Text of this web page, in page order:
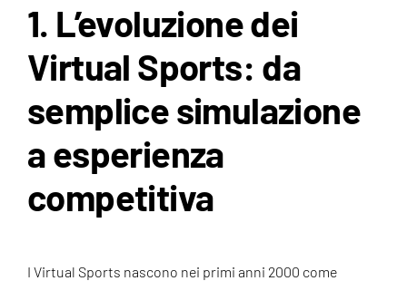
1. L’evoluzione dei
Virtual Sports: da
semplice simulazione
a esperienza
competitiva
I Virtual Sports nascono nei primi anni 2000 come